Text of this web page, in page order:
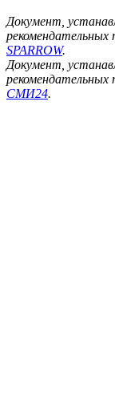
Документ,
SPARROW.
Документ,
СМИ24.